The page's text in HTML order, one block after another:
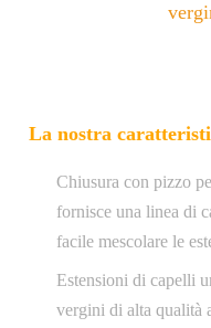
La nostra
Chiusura con pizzo
fornisce una linea di
facile mescolare le
Estensioni di capelli
vergini di alta qualità